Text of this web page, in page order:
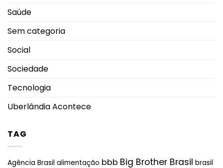
Saúde
Sem categoria
Social
Sociedade
Tecnologia
Uberlândia Acontece
TAG
Agência Brasil alimentação bbb Big Brother Brasil brasil